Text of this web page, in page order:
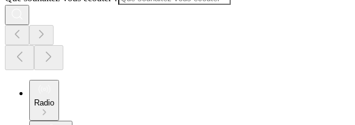
Radio